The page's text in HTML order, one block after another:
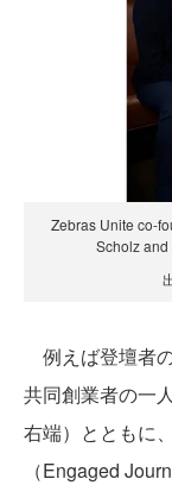
Zebras Unite co-
Scholz
例えば登壇者
共同創業者の一
右端）とともに
（Engaged